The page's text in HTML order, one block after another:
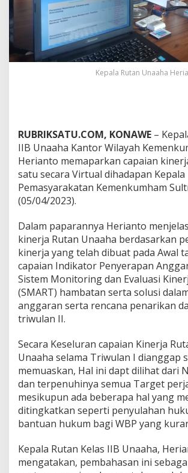
i
K
i
n
e
t
a
n
K
e
l
I
I
B
U
n
a
a
a
Kepala Rutan Unaaha
RUBRIKSATU.COM, KONAWE –
IIB Unaaha Kantor Wilayah
Herianto memaparkan capaian
satu secara Virtual dihadapan Kepala
Pemasyarakatan Kemenkumham
(05/04/2023).
Dalam paparannya Herianto
kinerja Rutan Unaaha berdasarkan
kinerja yang telah dibuat pada Awal
capaian Indikator Penyerapan
Sistem Monitoring dan Evaluasi
(SMART) hambatan serta solusi
anggaran serta rencana penarikan
triwulan II.
Secara Keseluran capaian Kinerja
Unaaha selama Triwulan I dianggap
memuaskan, Hal ini dapt dilihat dari
dan terpenuhinya semua Target
mesikupun ada beberapa hal yang
ditingkatkan seperti penyulahan
bantuan hukum bagi WBP yang
Kepala Rutan Kelas IIB Unaaha,
mengatakan, pembahasan ini